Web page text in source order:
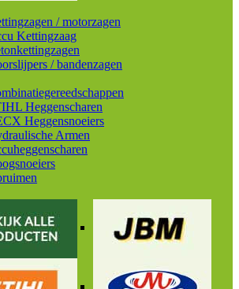
/ motorzagen
Kettingzaag
/ bandenzagen
Heggenscharen
Heggensnoeiers
Armen